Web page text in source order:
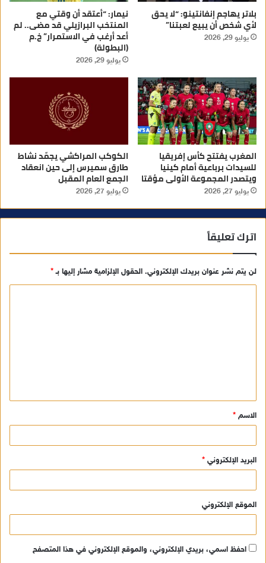
بلاتر يهاجم إنفانتينو: “لا يحق
لأي شخص أن يبيع لعبتنا”
يوليو 29, 2026
نيمار: “أعتقد أن وقتي مع
المنتخب البرازيلي قد مضى.. لم
أعد أرغب في الاستمرار” خ.م
(البطولة)
يوليو 29, 2026
المغرب يفتتح كأس إفريقيا
للسيدات برباعية أمام كينيا
ويتصدر المجموعة الأولى مؤقتا
يوليو 27, 2026
الكوكب المراكشي يجمّد نشاط
طارق سميرس إلى حين انعقاد
الجمع العام المقبل
يوليو 27, 2026
اترك تعليقاً
لن يتم نشر عنوان بريدك الإلكتروني. الحقول الإلزامية مشار إليها بـ*
ق
*
الاسم *
البريد الإلكتروني *
الموقع الإلكتروني
احفظ اسمي، بريدي الإلكتروني، والموقع الإلكتروني في هذا المتصفح